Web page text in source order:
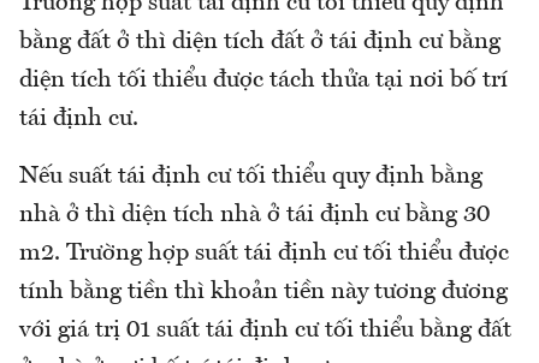
bằng đất ở thì diện tích đất ở tái định cư bằng
diện tích tối thiểu được tách thửa tại nơi bố trí
tái định cư.
Nếu suất tái định cư tối thiểu quy định bằng
nhà ở thì diện tích nhà ở tái định cư bằng 30
m2. Trường hợp suất tái định cư tối thiểu được
tính bằng tiền thì khoản tiền này tương đương
với giá trị 01 suất tái định cư tối thiểu bằng đất